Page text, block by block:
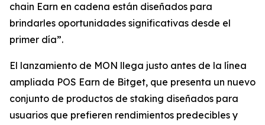
chain Earn en cadena están diseñados para
brindarles oportunidades significativas desde el
primer día”.
El lanzamiento de MON llega justo antes de la línea
ampliada POS Earn de Bitget, que presenta un nuevo
conjunto de productos de staking diseñados para
usuarios que prefieren rendimientos predecibles y